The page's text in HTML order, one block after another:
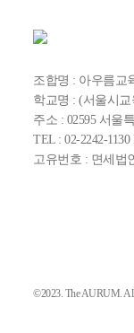
조합명 : 아우름교
학교명 : (서울시
주소 : 02595 서울
TEL : 02-2242-1130
고유번호 : 면세법
©2023. The AURUM. All